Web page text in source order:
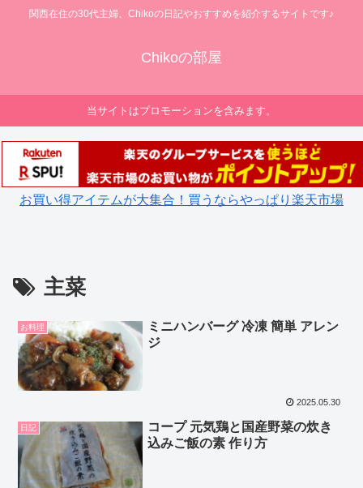
関西在住の30代主婦、Chikoの日記やおすすめを紹介するサイトです♪
Chikoの部屋
当サイトはプロモーションを含みます。
お買い得アイテムが大集合！買うならやっぱり楽天市場
主菜
お料理
ミニハンバーグ 冷凍 簡単 アレン
ジ
2025.05.30
日記
コープ 元気鶏と国産野菜の炊き
込みご飯の素 作り方